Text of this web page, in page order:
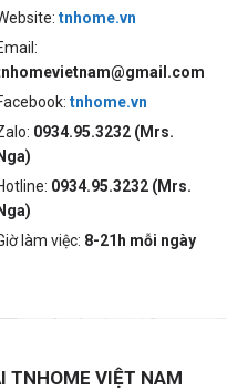
tnhome.vn
tnhome.vn
0934.95.3232 (Mrs.
Nga)
0934.95.3232 (Mrs.
Nga)
làm việc: 8-21h mỗi ngày
TNHOME VIỆT NAM